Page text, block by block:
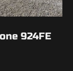
924FE